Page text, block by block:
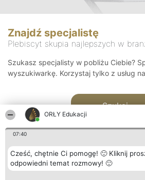
ORŁY Edukacji
07:40
Cześć, chętnie Ci pomogę! 🙂 Kliknij
odpowiedni temat rozmowy! 🙂
Znajdź specjalistę
Plebiscyt skupia najlepszych w
Szukasz specjalisty w pobliżu Ciebie?
wyszukiwarkę. Korzystaj tylko z usług
Szukaj